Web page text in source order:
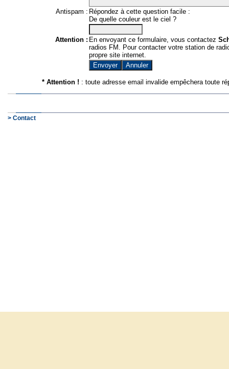
Antispam : Répondez à cette question facile :
De quelle couleur est le ciel ?
Attention : En envoyant ce formulaire, vous contactez
radios FM. Pour contacter votre station de
propre site internet.
* Attention ! : toute adresse email invalide empêchera toute
> Contact